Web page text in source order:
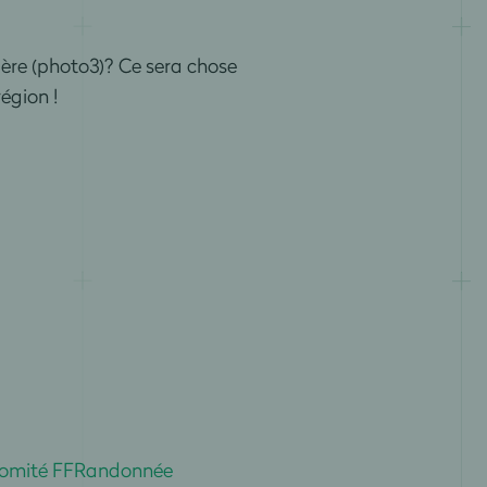
(photo3)? Ce sera chose
!
FFRandonnée